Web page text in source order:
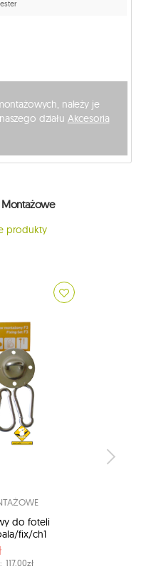
należy je
działu Akcesoria
Montażowe
produkty
do foteli
fix/ch1
117.00zł